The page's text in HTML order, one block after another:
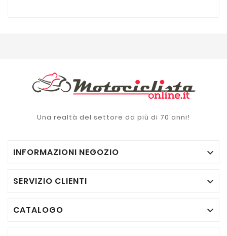
Una realtà del settore da più di 70 anni!
INFORMAZIONI NEGOZIO 
SERVIZIO CLIENTI 
CATALOGO 